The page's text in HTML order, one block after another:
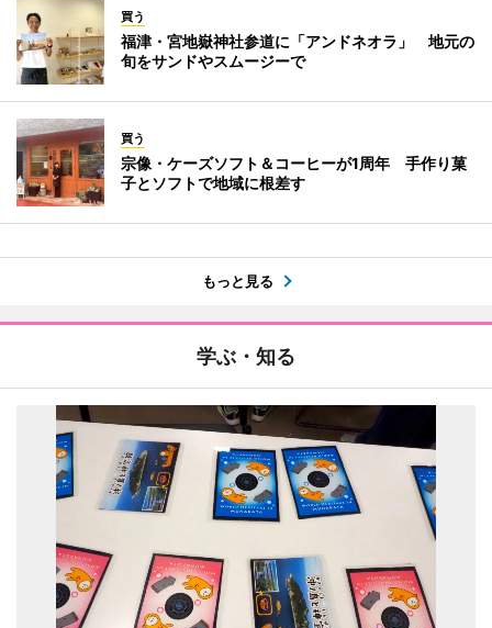
買う
福津・宮地嶽神社参道に「アンドネオラ」 地元の
旬をサンドやスムージーで
買う
宗像・ケーズソフト＆コーヒーが1周年 手作り菓
子とソフトで地域に根差す
もっと見る
学ぶ・知る